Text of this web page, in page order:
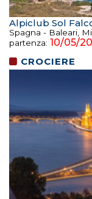
Alpiclub Sol
Spagna - Baleari,
partenza: 10/05/
CROCIERE